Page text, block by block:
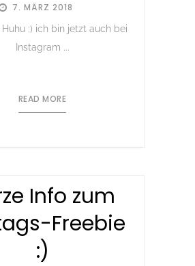
7. MÄRZ 2018
:) ich bin jetzt auch bei
Instagram ...
READ MORE
Info zum
Freebie
:)